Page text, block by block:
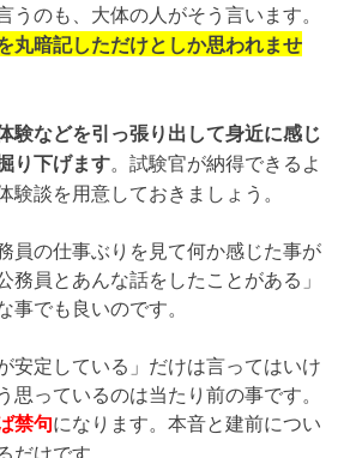
うのも、大体の人がそう言います。
丸暗記しただけとしか思われませ
験などを引っ張り出して身近に感じ
り下げます。試験官が納得できるよ
験談を用意しておきましょう。
員の仕事ぶりを見て何か感じた事が
務員とあんな話をしたことがある」
事でも良いのです。
安定している」だけは言ってはいけ
思っているのは当たり前の事です。
禁句になります。本音と建前につい
だけです。